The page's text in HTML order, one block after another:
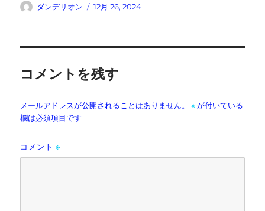
投
ダンデリオン
投
12月 26, 2024
コメントを残す
メールアドレスが公開されることはありません。 ※が付いている
欄は必須項目です
コメント※